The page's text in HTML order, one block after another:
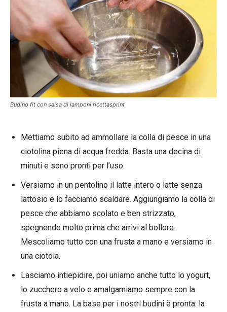
Budino fit con salsa di lamponi ricettasprint
Mettiamo subito ad ammollare la colla di pesce in una
ciotolina piena di acqua fredda. Basta una decina di
minuti e sono pronti per l’uso.
Versiamo in un pentolino il latte intero o latte senza
lattosio e lo facciamo scaldare. Aggiungiamo la colla di
pesce che abbiamo scolato e ben strizzato,
spegnendo molto prima che arrivi al bollore.
Mescoliamo tutto con una frusta a mano e versiamo in
una ciotola.
Lasciamo intiepidire, poi uniamo anche tutto lo yogurt,
lo zucchero a velo e amalgamiamo sempre con la
frusta a mano. La base per i nostri budini è pronta: la